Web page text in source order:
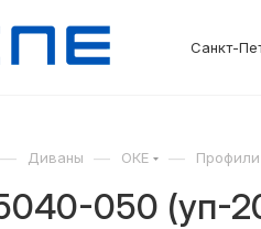
Санкт-
— Диваны — ОКЕ —
050 (уп-